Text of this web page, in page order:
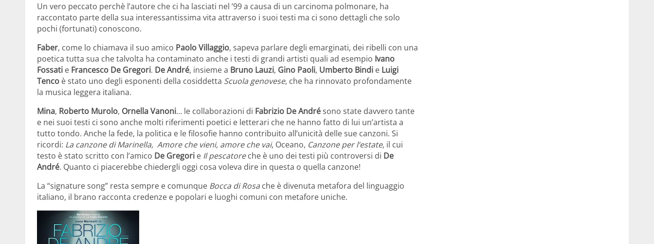
Un vero peccato perchè l’autore che ci ha lasciati nel ’99 a causa di un carcinoma polmonare, ha
raccontato parte della sua interessantissima vita attraverso i suoi testi ma ci sono dettagli che solo
pochi (fortunati) conoscono.
Faber, come lo chiamava il suo amico Paolo Villaggio, sapeva parlare degli emarginati, dei ribelli con una
poetica tutta sua che talvolta ha contaminato anche i testi di grandi artisti quali ad esempio Ivano
Fossati e Francesco De Gregori. De André, insieme a Bruno Lauzi, Gino Paoli, Umberto Bindi e Luigi
Tenco è stato uno degli esponenti della cosiddetta Scuola genovese, che ha rinnovato profondamente
la musica leggera italiana.
Mina, Roberto Murolo, Ornella Vanoni… le collaborazioni di Fabrizio De Andrésono state davvero tante
e nei suoi testi ci sono anche molti riferimenti poetici e letterari che ne hanno fatto di lui un’artista a
tutto tondo. Anche la fede, la politica e le filosofie hanno contribuito all’unicità delle sue canzoni. Si
ricordi: La canzone di Marinella, Amore che vieni, amore che vai, Oceano, Canzone per l’estate, il cui
testo è stato scritto con l’amico De Gregori e Il pescatoreche è uno dei testi più controversi di De
André. Quanto ci piacerebbe chiedergli oggi cosa voleva dire in questa o quella canzone!
La “signature song” resta sempre e comunque Bocca di Rosa che è divenuta metafora del linguaggio
italiano, il brano racconta credenze e popolari e luoghi comuni con metafore uniche.